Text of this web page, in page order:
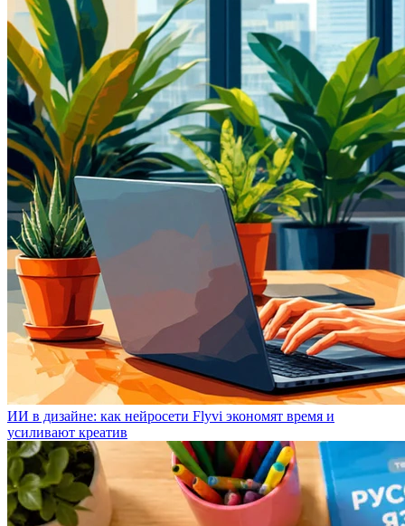
ИИ в дизайне: как нейросети Flyvi экономят время и
усиливают креатив